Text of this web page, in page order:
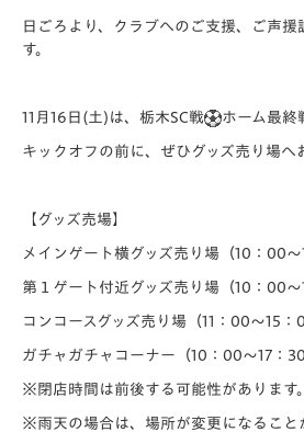
日ごろより、クラブへのご支援、ご声援
す。
11月16日(土)は、栃木SC戦 ホーム最終
キックオフの前に、ぜひグッズ売り場へ
【グッズ売場】
メインゲート横グッズ売り場（10：00～
第１ゲート付近グッズ売り場（10：00～
コンコースグッズ売り場（11：00～15：
ガチャガチャコーナー（10：00～17：30
※閉店時間は前後する可能性があります。
※雨天の場合は、場所が変更になること